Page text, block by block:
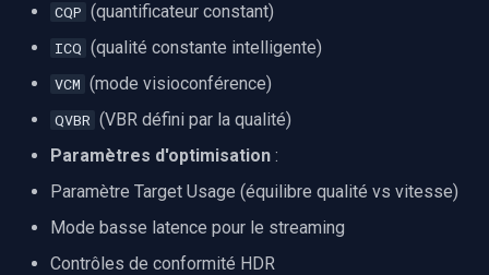
CQP (quantificateur constant)
ICQ (qualité constante intelligente)
VCM (mode visioconférence)
QVBR (VBR défini par la qualité)
Paramètres d'optimisation :
Paramètre Target Usage (équilibre qualité vs vitesse)
Mode basse latence pour le streaming
Contrôles de conformité HDR